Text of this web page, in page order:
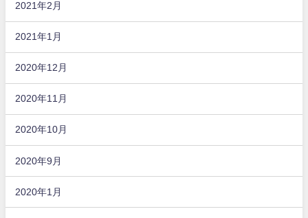
2021年2月
2021年1月
2020年12月
2020年11月
2020年10月
2020年9月
2020年1月